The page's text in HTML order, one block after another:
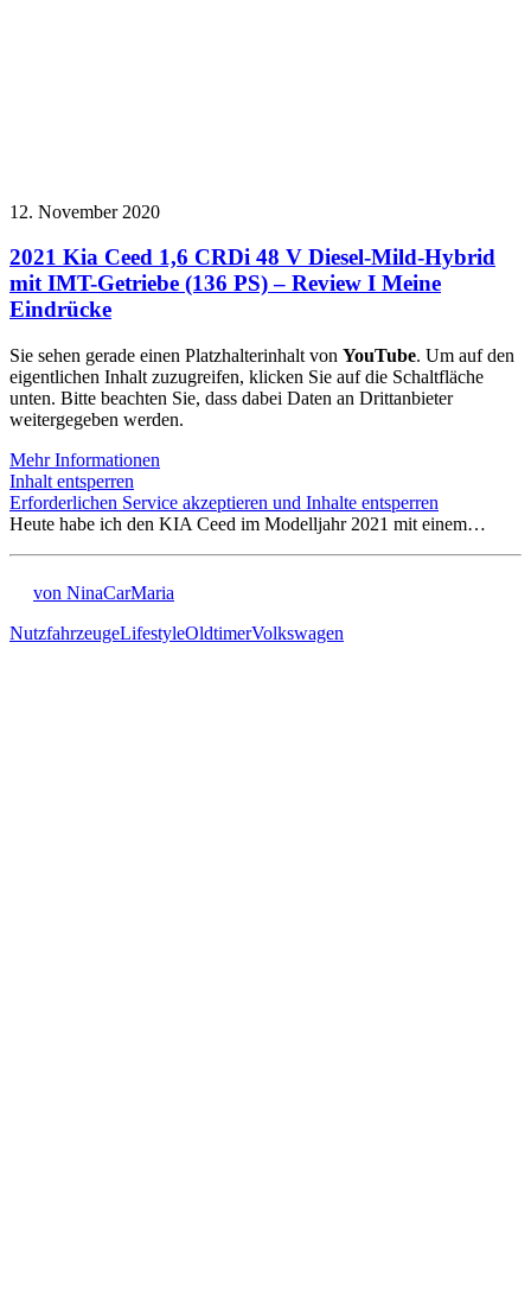
12. November 2020
2021 Kia Ceed 1,6 CRDi 48 V Diesel-Mild-Hybrid
mit IMT-Getriebe (136 PS) – Review I Meine
Eindrücke
Sie sehen gerade einen Platzhalterinhalt von YouTube. Um auf den
eigentlichen Inhalt zuzugreifen, klicken Sie auf die Schaltfläche
unten. Bitte beachten Sie, dass dabei Daten an Drittanbieter
weitergegeben werden.
Mehr Informationen
Inhalt entsperren
Erforderlichen Service akzeptieren und Inhalte entsperren
Heute habe ich den KIA Ceed im Modelljahr 2021 mit einem…
von NinaCarMaria
NutzfahrzeugeLifestyleOldtimerVolkswagen